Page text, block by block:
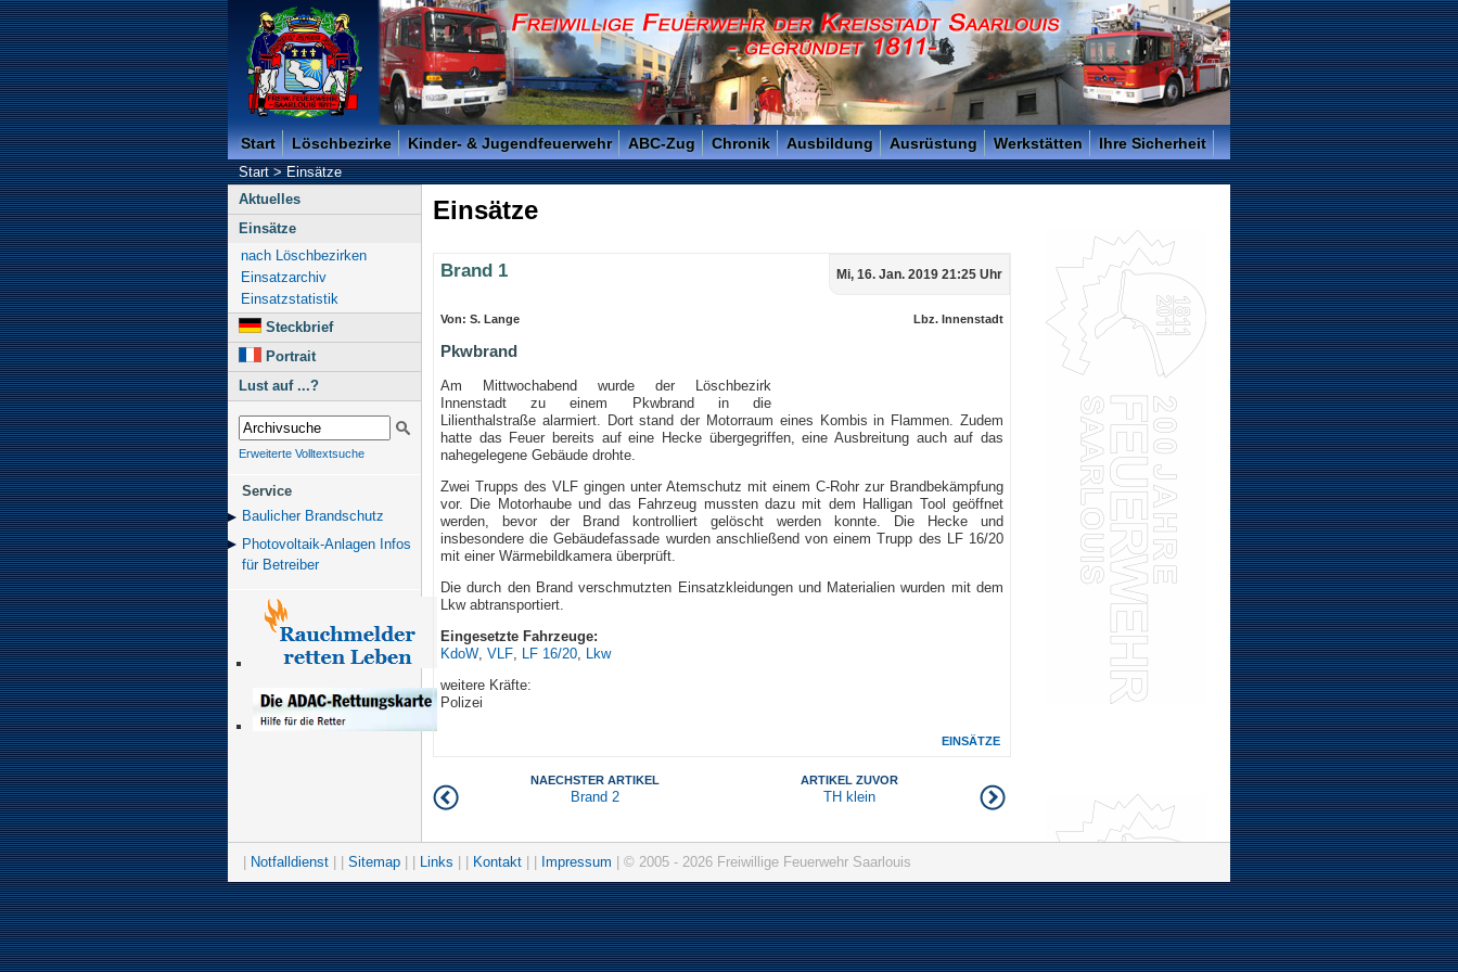
Freiwillige Feuerwehr der Kreisstadt Saarlouis - Gegründet 1811 -
Start Löschbezirke Kinder- & Jugendfeuerwehr ABC-Zug Chronik Ausbildung Ausrüstung Werkstätten Ihre Sicherheit
Start>Einsätze
Aktuelles
Einsätze
nach Löschbezirken
Einsatzarchiv
Einsatzstatistik
Steckbrief
Portrait
Lust auf ...?
Erweiterte Volltextsuche
Service
Baulicher Brand­schutz
Photovoltaik-Anlagen Infos
für Betreiber
Einsätze
Mi, 16. Jan. 2019 21:25 Uhr
Brand 1
Lbz. Innenstadt
Von: S. Lange
Pkwbrand
Am Mittwochabend wurde der Löschbezirk
Innenstadt zu einem Pkwbrand in die
Lilienthalstraße alarmiert. Dort stand der Motorraum eines Kombis in Flammen. Zudem
hatte das Feuer bereits auf eine Hecke übergegriffen, eine Ausbreitung auch auf das
nahegelegene Gebäude drohte.
Zwei Trupps des VLF gingen unter Atemschutz mit einem C-Rohr zur Brandbekämpfung
vor. Die Motorhaube und das Fahrzeug mussten dazu mit dem Halligan Tool geöffnet
werden, bevor der Brand kontrolliert gelöscht werden konnte. Die Hecke und
insbesondere die Gebäudefassade wurden anschließend von einem Trupp des LF 16/20
mit einer Wärmebildkamera überprüft.
Die durch den Brand verschmutzten Einsatzkleidungen und Materialien wurden mit dem
Lkw abtransportiert.
Eingesetzte Fahrzeuge:
KdoW VLF LF 16/20 Lkw
weitere Kräfte:
Polizei
EINSÄTZE
ARTIKEL ZUVOR
TH klein
NAECHSTER ARTIKEL
Brand 2
Notfalldienst Sitemap Links Kontakt Impressum | © 2005 - 2026 Freiwillige Feuerwehr Saarlouis